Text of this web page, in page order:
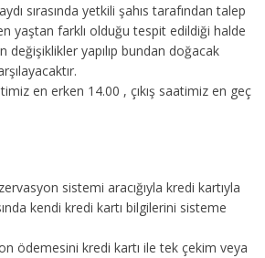
sırasında yetkili şahıs tarafından talep
yaştan farklı olduğu tespit edildiği halde
değişiklikler yapılıp bundan doğacak
en erken 14.00 , çıkış saatimiz en geç
sistemi aracığıyla kredi kartıyla
kendi kredi kartı bilgilerini sisteme
ödemesini kredi kartı ile tek çekim veya